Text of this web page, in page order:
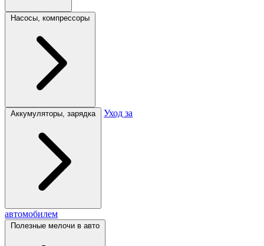
Насосы, компрессоры
Аккумуляторы, зарядка Уход за
автомобилем
Полезные мелочи в авто